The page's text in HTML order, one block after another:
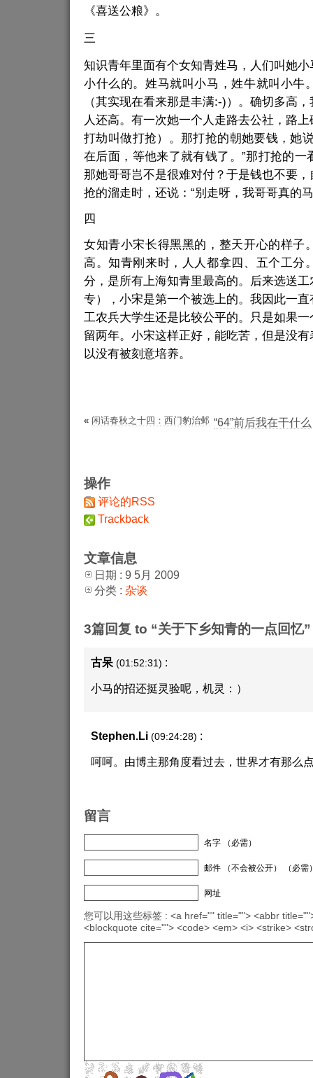
《喜送公粮》。
三
知识青年里面有个女知青姓马，人们叫她
小什么的。姓马就叫小马，姓牛就叫小牛
（其实现在看来那是丰满:-)）。确切多高
人还高。有一次她一个人走路去公社，路
打劫叫做打抢）。那打抢的朝她要钱，她
在后面，等他来了就有钱了。”那打抢的一
那她哥哥岂不是很难对付？于是钱也不要
抢的溜走时，还说：“别走呀，我哥哥真的
四
女知青小宋长得黑黑的，整天开心的样子
高。知青刚来时，人人都拿四、五个工分
分，是所有上海知青里最高的。后来选送
专），小宋是第一个被选上的。我因此一
工农兵大学生还是比较公平的。只是如果
留两年。小宋这样正好，能吃苦，但是没
以没有被刻意培养。
« 闲话春秋之十四：西门豹治邺 “64”前后我在干什么
操作
评论的RSS
Trackback
文章信息
日期 : 9 5月 2009
分类 : 杂谈
3篇回复 to “关于下乡知青的一点回忆”
古呆 (01:52:31) :
小马的招还挺灵验呢，机灵：）
Stephen.Li (09:24:28) :
呵呵。由博主那角度看过去，世界才有那么
留言
名字 （必需）
邮件 （不会被公开） （必需
网址
您可以用这些标签 : <a href="" title=""> <abbr
<blockquote cite=""> <code> <em> <i> <strike>